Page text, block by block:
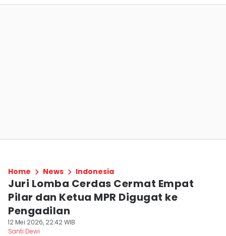
Home News Indonesia
Juri Lomba Cerdas Cermat Empat
Pilar dan Ketua MPR Digugat ke
Pengadilan
12 Mei 2026, 22:42 WIB
Santi Dewi